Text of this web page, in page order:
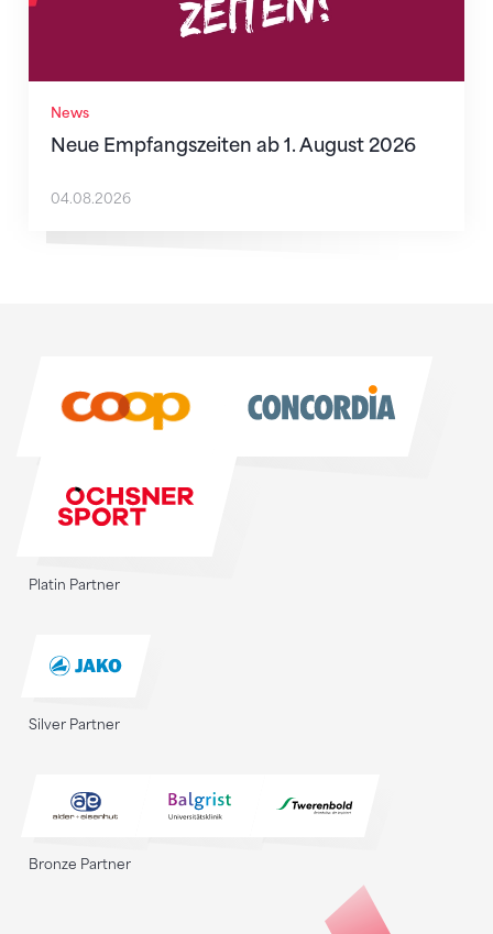
News
Neue Empfangszeiten ab 1. August 2026
04.08.2026
Platin Partner
Silver Partner
Bronze Partner